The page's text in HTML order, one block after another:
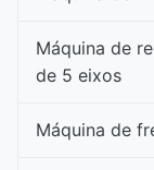
Máquina de
de 5 eixos
Máquina de